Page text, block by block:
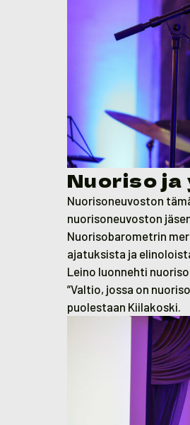
Nuoriso
Nuorisoneuvoston
nuorisoneuvoston
Nuorisobarometrin
ajatuksista ja
Leino luonnehti
”Valtio, jossa on
puolestaan Kiilakoski.
Nuorisotutkija, valtion
puheenjohtaja Ida Leino